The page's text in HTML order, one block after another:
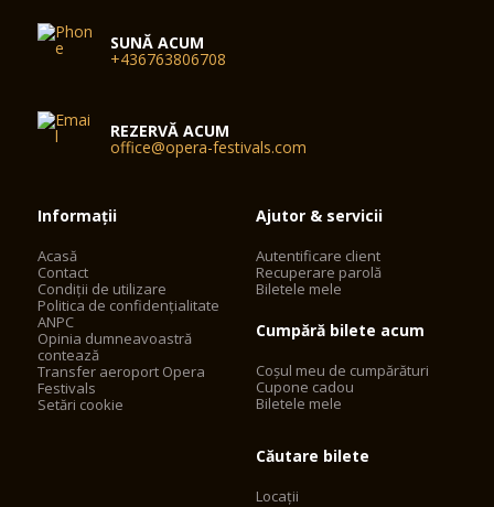
SUNĂ ACUM
+436763806708
REZERVĂ ACUM
office@opera-festivals.com
Informații
Acasă
Contact
Condiții de utilizare
Politica de confidențialitate
ANPC
Opinia dumneavoastră
contează
Transfer aeroport Opera
Festivals
Setări cookie
Ajutor & servicii
Autentificare client
Recuperare parolă
Biletele mele
Cumpără bilete acum
Coșul meu de cumpărături
Cupone cadou
Biletele mele
Căutare bilete
Locații